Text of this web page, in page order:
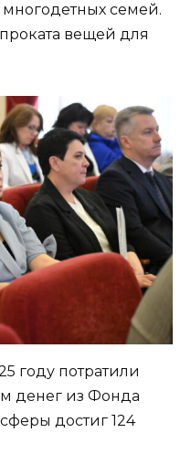
семей.
вещей для
году потратили
денег из Фонда
достиг 124